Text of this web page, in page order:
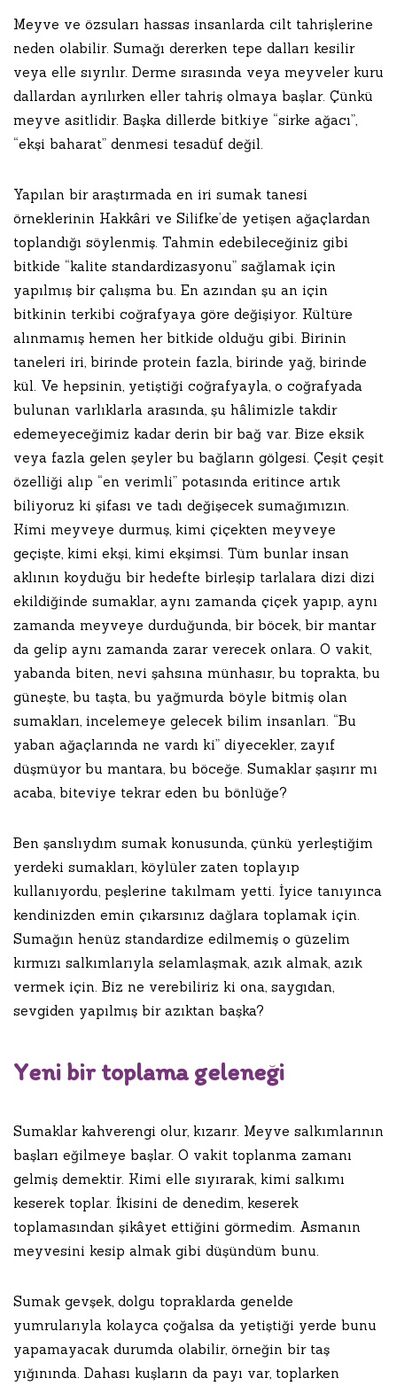
Meyve ve özsuları hassas insanlarda cilt tahrişlerine
neden olabilir. Sumağı dererken tepe dalları kesilir
veya elle sıyrılır. Derme sırasında veya meyveler kuru
dallardan ayrılırken eller tahriş olmaya başlar. Çünkü
meyve asitlidir. Başka dillerde bitkiye “sirke ağacı”,
“ekşi baharat” denmesi tesadüf değil.
Yapılan bir araştırmada en iri sumak tanesi
örneklerinin Hakkâri ve Silifke’de yetişen ağaçlardan
toplandığı söylenmiş. Tahmin edebileceğiniz gibi
bitkide “kalite standardizasyonu” sağlamak için
yapılmış bir çalışma bu. En azından şu an için
bitkinin terkibi coğrafyaya göre değişiyor. Kültüre
alınmamış hemen her bitkide olduğu gibi. Birinin
taneleri iri, birinde protein fazla, birinde yağ, birinde
kül. Ve hepsinin, yetiştiği coğrafyayla, o coğrafyada
bulunan varlıklarla arasında, şu hâlimizle takdir
edemeyeceğimiz kadar derin bir bağ var. Bize eksik
veya fazla gelen şeyler bu bağların gölgesi. Çeşit çeşit
özelliği alıp “en verimli” potasında eritince artık
biliyoruz ki şifası ve tadı değişecek sumağımızın.
Kimi meyveye durmuş, kimi çiçekten meyveye
geçişte, kimi ekşi, kimi ekşimsi. Tüm bunlar insan
aklının koyduğu bir hedefte birleşip tarlalara dizi dizi
ekildiğinde sumaklar, aynı zamanda çiçek yapıp, aynı
zamanda meyveye durduğunda, bir böcek, bir mantar
da gelip aynı zamanda zarar verecek onlara. O vakit,
yabanda biten, nevi şahsına münhasır, bu toprakta, bu
güneşte, bu taşta, bu yağmurda böyle bitmiş olan
sumakları, incelemeye gelecek bilim insanları. “Bu
yaban ağaçlarında ne vardı ki” diyecekler, zayıf
düşmüyor bu mantara, bu böceğe. Sumaklar şaşırır mı
acaba, biteviye tekrar eden bu bönlüğe?
Ben şanslıydım sumak konusunda, çünkü yerleştiğim
yerdeki sumakları, köylüler zaten toplayıp
kullanıyordu, peşlerine takılmam yetti. İyice tanıyınca
kendinizden emin çıkarsınız dağlara toplamak için.
Sumağın henüz standardize edilmemiş o güzelim
kırmızı salkımlarıyla selamlaşmak, azık almak, azık
vermek için. Biz ne verebiliriz ki ona, saygıdan,
sevgiden yapılmış bir azıktan başka?
Yeni bir toplama geleneği
Sumaklar kahverengi olur, kızarır. Meyve salkımlarının
başları eğilmeye başlar. O vakit toplanma zamanı
gelmiş demektir. Kimi elle sıyırarak, kimi salkımı
keserek toplar. İkisini de denedim, keserek
toplamasından şikâyet ettiğini görmedim. Asmanın
meyvesini kesip almak gibi düşündüm bunu.
Sumak gevşek, dolgu topraklarda genelde
yumrularıyla kolayca çoğalsa da yetiştiği yerde bunu
yapamayacak durumda olabilir, örneğin bir taş
yığınında. Dahası kuşların da payı var, toplarken